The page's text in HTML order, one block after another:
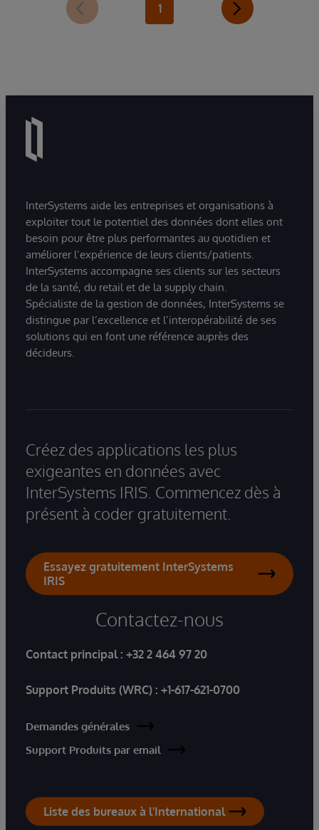
1
InterSystems aide les entreprises et organisations à
exploiter tout le potentiel des données dont elles ont
besoin pour être plus performantes au quotidien et
améliorer l’expérience de leurs clients/patients.
InterSystems accompagne ses clients sur les secteurs
de la santé, du retail et de la supply chain.
Spécialiste de la gestion de données, InterSystems se
distingue par l’excellence et l’interopérabilité de ses
solutions qui en font une référence auprès des
décideurs.
Créez des applications les plus
exigeantes en données avec
InterSystems IRIS. Commencez dès à
présent à coder gratuitement.
Essayez gratuitement InterSystems
IRIS
Contactez-nous
Contact principal : +32 2 464 97 20
Support Produits (WRC) : +1-617-621-0700
Demandes générales
Support Produits par email
Liste des bureaux à l'International